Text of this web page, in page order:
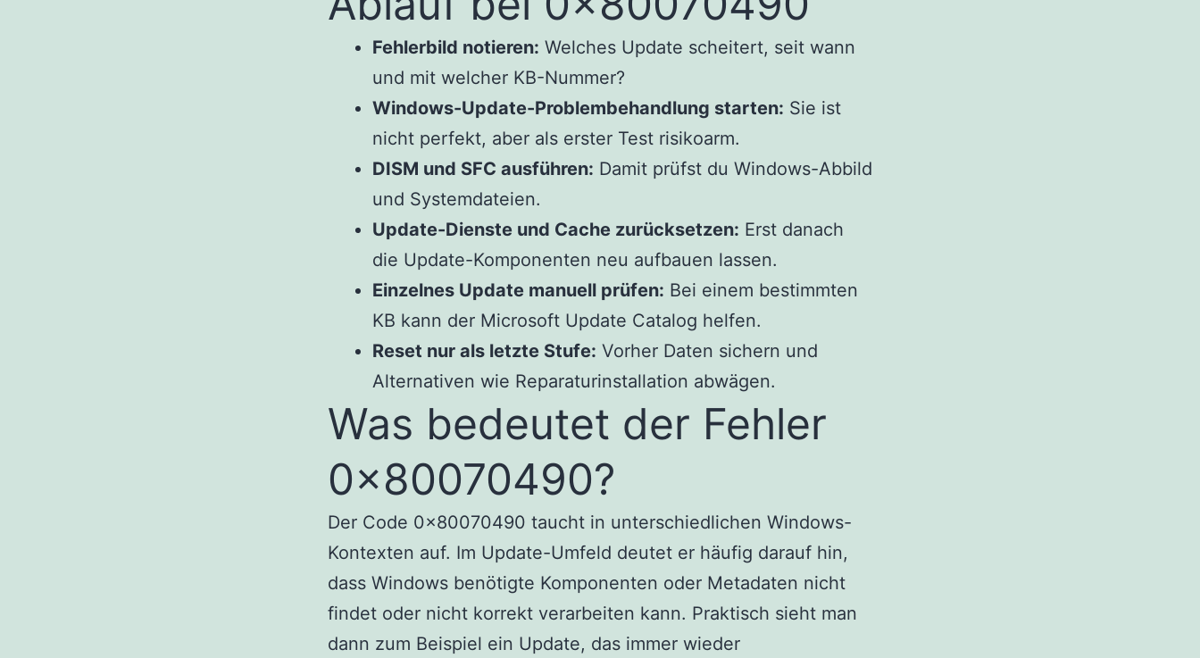
Fehlerbild notieren: Welches Update scheitert, seit wann
und mit welcher KB-Nummer?
Windows-Update-Problembehandlung starten: Sie ist
nicht perfekt, aber als erster Test risikoarm.
DISM und SFC ausführen: Damit prüfst du Windows-Abbild
und Systemdateien.
Update-Dienste und Cache zurücksetzen: Erst danach
die Update-Komponenten neu aufbauen lassen.
Einzelnes Update manuell prüfen: Bei einem bestimmten
KB kann der Microsoft Update Catalog helfen.
Reset nur als letzte Stufe: Vorher Daten sichern und
Alternativen wie Reparaturinstallation abwägen.
Was bedeutet der Fehler
0x80070490?
Der Code 0x80070490 taucht in unterschiedlichen Windows-
Kontexten auf. Im Update-Umfeld deutet er häufig darauf hin,
dass Windows benötigte Komponenten oder Metadaten nicht
findet oder nicht korrekt verarbeiten kann. Praktisch sieht man
dann zum Beispiel ein Update, das immer wieder